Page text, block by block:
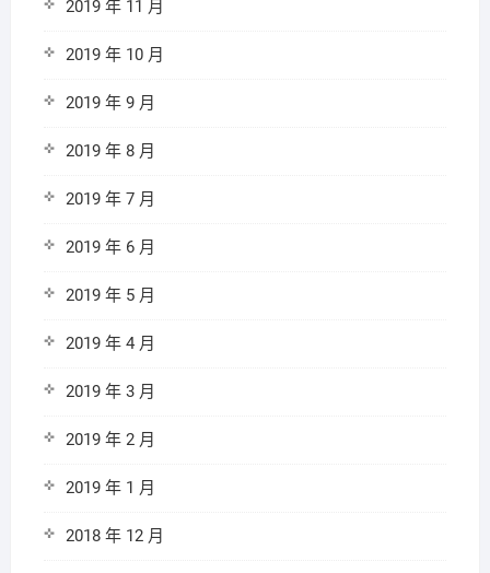
2019 年 11 月
2019 年 10 月
2019 年 9 月
2019 年 8 月
2019 年 7 月
2019 年 6 月
2019 年 5 月
2019 年 4 月
2019 年 3 月
2019 年 2 月
2019 年 1 月
2018 年 12 月